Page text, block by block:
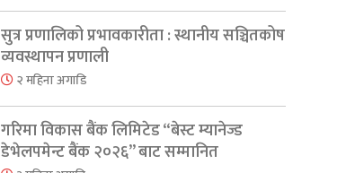
सुत्र प्रणालिको प्रभावकारीता : स्थानीय सञ्चितकोष
व्यवस्थापन प्रणाली
२ महिना अगाडि
गरिमा विकास बैंक लिमिटेड “बेस्ट म्यानेज्ड
डेभेलपमेन्ट बैंक २०२६” बाट सम्मानित